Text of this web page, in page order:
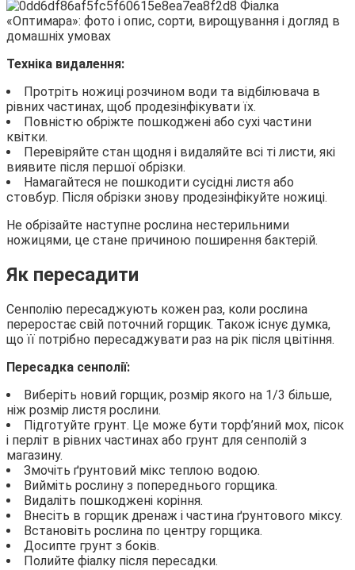
Техніка видалення:
Протріть ножиці розчином води та відбілювача в
рівних частинах, щоб продезінфікувати їх.
Повністю обріжте пошкоджені або сухі частини
квітки.
Перевіряйте стан щодня і видаляйте всі ті листи, які
виявите після першої обрізки.
Намагайтеся не пошкодити сусідні листя або
стовбур. Після обрізки знову продезінфікуйте ножиці.
Не обрізайте наступне рослина нестерильними
ножицями, це стане причиною поширення бактерій.
Як пересадити
Сенполію пересаджують кожен раз, коли рослина
переростає свій поточний горщик. Також існує думка,
що її потрібно пересаджувати раз на рік після цвітіння.
Пересадка сенполії:
Виберіть новий горщик, розмір якого на 1/3 більше,
ніж розмір листя рослини.
Підготуйте грунт. Це може бути торф’яний мох, пісок
і перліт в рівних частинах або грунт для сенполій з
магазину.
Змочіть ґрунтовий мікс теплою водою.
Вийміть рослину з попереднього горщика.
Видаліть пошкоджені коріння.
Внесіть в горщик дренаж і частина ґрунтового міксу.
Встановіть рослина по центру горщика.
Досипте грунт з боків.
Полийте фіалку після пересадки.